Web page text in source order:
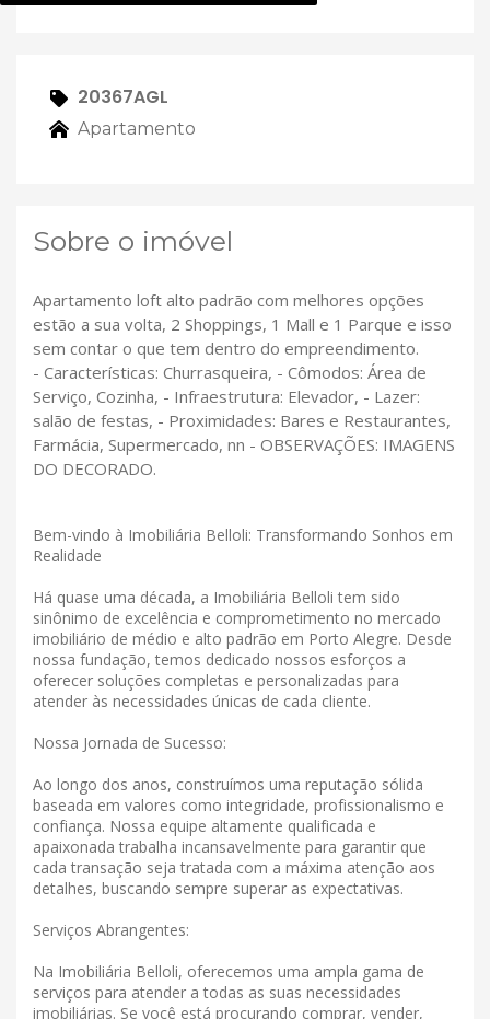
20367AGL
Apartamento
Sobre o imóvel
Apartamento loft alto padrão com melhores opções
estão a sua volta, 2 Shoppings, 1 Mall e 1 Parque e isso
sem contar o que tem dentro do empreendimento.
- Características: Churrasqueira, - Cômodos: Área de
Serviço, Cozinha, - Infraestrutura: Elevador, - Lazer:
salão de festas, - Proximidades: Bares e Restaurantes,
Farmácia, Supermercado, nn - OBSERVAÇÕES: IMAGENS
DO DECORADO.
Bem-vindo à Imobiliária Belloli: Transformando Sonhos em
Realidade
Há quase uma década, a Imobiliária Belloli tem sido
sinônimo de excelência e comprometimento no mercado
imobiliário de médio e alto padrão em Porto Alegre. Desde
nossa fundação, temos dedicado nossos esforços a
oferecer soluções completas e personalizadas para
atender às necessidades únicas de cada cliente.
Nossa Jornada de Sucesso:
Ao longo dos anos, construímos uma reputação sólida
baseada em valores como integridade, profissionalismo e
confiança. Nossa equipe altamente qualificada e
apaixonada trabalha incansavelmente para garantir que
cada transação seja tratada com a máxima atenção aos
detalhes, buscando sempre superar as expectativas.
Serviços Abrangentes:
Na Imobiliária Belloli, oferecemos uma ampla gama de
serviços para atender a todas as suas necessidades
imobiliárias. Se você está procurando comprar, vender,